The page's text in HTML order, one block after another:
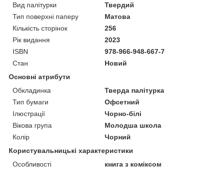
Вид палітурки
Твердий
Тип поверхні паперу
Матова
Кількість сторінок
256
Рік видання
2023
ISBN
978-966-948-667-7
Стан
Новий
Основні атрибути
Обкладинка
Тверда палітурка
Тип бумаги
Офсетний
Ілюстрації
Чорно-білі
Вікова група
Молодша школа
Колір
Чорний
Користувальницькі характеристики
Особливості
книга з коміксом